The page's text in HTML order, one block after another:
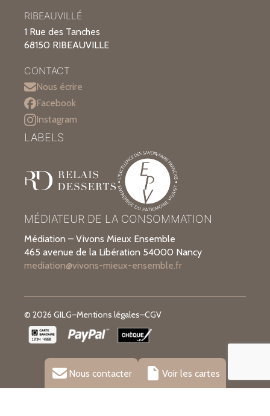
Nous contacter Voir les cartes
RIBEAUVILLÉ
1 Rue des Tanches
68150 RIBEAUVILLE
CONTACT
Nous écrire
Facebook
Instagram
MÉDIATEUR DE LA CONSOMMATION
Médiation – Vivons Mieux Ensemble
465 avenue de la Libération 54000 Nancy
mediation@vivons-mieux-ensemble.fr
LABELS
© 2026 GILG–Mentions légales–CGV